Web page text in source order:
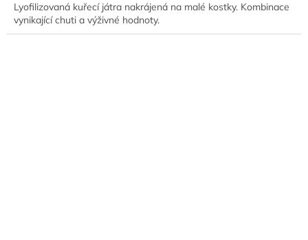
Lyofilizovaná kuřecí játra nakrájená na malé kostky. Kombinace
vynikající chuti a výživné hodnoty.